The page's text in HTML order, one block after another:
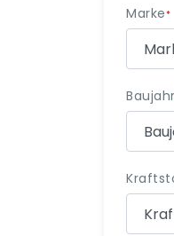
Marke*
Baujahr